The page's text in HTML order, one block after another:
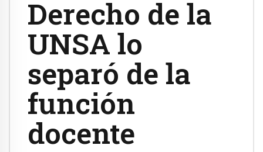
Derecho de la
UNSA lo
separó de la
función
docente